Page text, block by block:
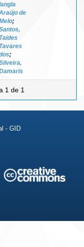
de
;
Taides
Tavares
;
1 de 1
- GID